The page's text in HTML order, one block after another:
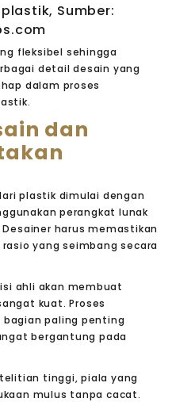
Sumber:
fleksibel sehingga
detail desain yang
dalam proses
dan
plastik dimulai dengan
perangkat lunak
harus memastikan
yang seimbang secara
ahli akan membuat
kuat. Proses
paling penting
bergantung pada
tinggi, piala yang
mulus tanpa cacat.